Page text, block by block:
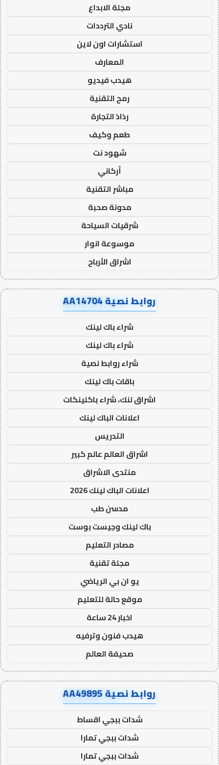
مجلة الابداع
نادي الترددات
استشارات اون لاين
المعارف
هيدب فيديو
رمح التقنية
رذاذ التجارة
طعم وكيف
شهود نت
أركاني
مباشر التقنية
مدونة صحبة
شرقيات السياحة
موسوعة انوار
اشراق الأرباح
روابط نصية AA14704
شراء باك لينك
شراء باك لينك
شراء روابط نصية
باقات باك لينك
اشراق لنك، شراء باكلينكات
اعلانات الباك لينك
التدريس
اشراق العالم عالم كبير
منتدى الاشراق
اعلانات الباك لينك 2026
مدسن طب
باك لينك وجيست بوست
مصادر التعليم
مجلة تقنية
يو ان بي الرياضي
موقع حالة للتعليم
اخبار 24 ساعة
هيدب فنون وترفيه
صحيفة العالم
روابط نصية AA49895
شدات ببجي اقساط
شدات ببجي تمارا
شدات ببجي تمارا